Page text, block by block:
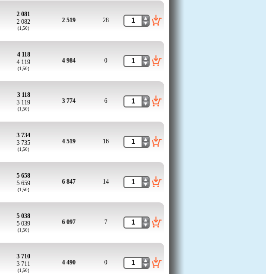
2 081
2 082
(1,50)
2 519 28
4 118
4 119
(1,50)
4 984 0
3 118
3 119
(1,50)
3 774 6
3 734
3 735
(1,50)
4 519 16
5 658
5 659
(1,50)
6 847 14
5 038
5 039
(1,50)
6 097 7
3 710
3 711
(1,50)
4 490 0